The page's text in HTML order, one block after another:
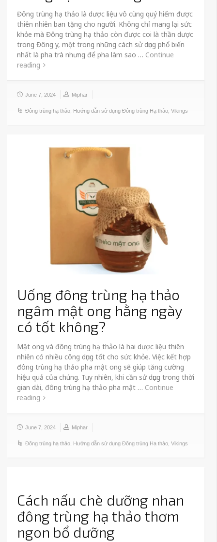
Đông trùng hạ thảo là dược liệu vô cùng quý hiếm được
thiên nhiên ban tặng cho người. Không chỉ mang lại sức
khỏe mà Đông trùng hạ thảo còn được coi là thần dược
trong Đông y, một trong những cách sử dụng phổ biến
nhất là pha trà nhưng để pha làm sao … Continue
reading
June 7, 2024 Miphar
Đông trùng hạ thảo Hướng dẫn sử dụng Đông trùng Hạ thảo Vikings
Uống đông trùng hạ thảo
ngâm mật ong hằng ngày
có tốt không?
Mật ong và đông trùng hạ thảo là hai dược liệu thiên
nhiên có nhiều công dụng tốt cho sức khỏe. Việc kết hợp
đông trùng hạ thảo pha mật ong sẽ giúp tăng cường
hiệu quả của chúng. Tuy nhiên, khi cần sử dụng trong thời
gian dài, đông trùng hạ thảo pha mật … Continue
reading
June 7, 2024 Miphar
Đông trùng hạ thảo Hướng dẫn sử dụng Đông trùng Hạ thảo Vikings
Cách nấu chè dưỡng nhan
đông trùng hạ thảo thơm
ngon bổ dưỡng